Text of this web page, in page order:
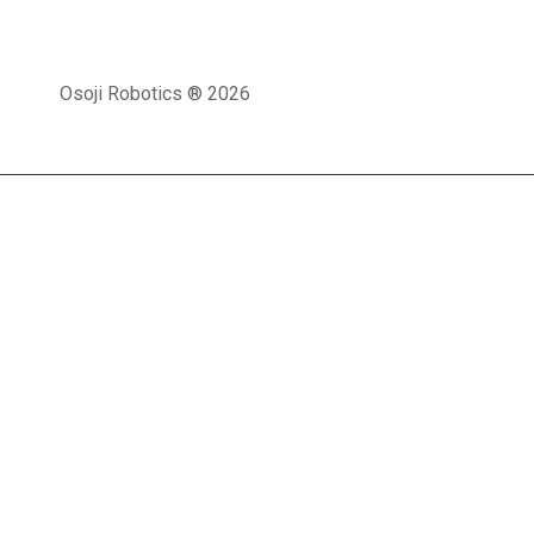
Osoji Robotics ® 2026